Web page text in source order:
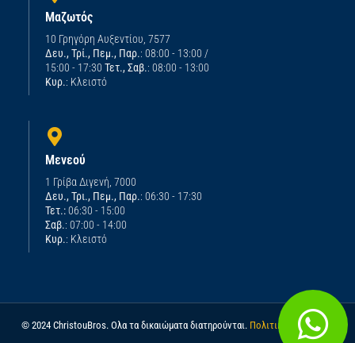
Μαζωτός
10 Γρηγόρη Αυξεντίου, 7577
Δευ., Τρί., Πεμ., Παρ.: 08:00 - 13:00 /
15:00 - 17:30 Τετ., Σαβ.: 08:00 - 13:00
Κυρ.: Κλειστό
Μενεού
1 Γρίβα Διγενή, 7000
Δευ., Τρι., Πεμ., Παρ.: 06:30 - 17:30
Τετ.:06:30 - 15:00
Σαβ.: 07:00 - 14:00
Κυρ.: Κλειστό
© 2024 ChristouBros. Ολα τα δικαιώματα διατηρούνται. Πολιτική απορρήτου